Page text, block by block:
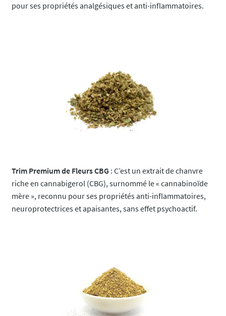
pour ses propriétés analgésiques et anti-inflammatoires.
Trim Premium de Fleurs CBG : C’est un extrait de chanvre
riche en cannabigerol (CBG), surnommé le « cannabinoïde
mère », reconnu pour ses propriétés anti-inflammatoires,
neuroprotectrices et apaisantes, sans effet psychoactif.